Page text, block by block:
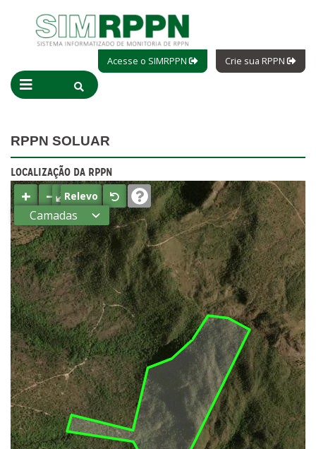
Acesse o SIMRPPN Crie sua RPPN
RPPN SOLUAR
LOCALIZAÇÃO DA RPPN
+ −⤢Relevo
Camadas
Estados
Municípios
Terras
indígenas
(FUNAI)
UC Federal
UC Estaduais
UC
Municipais
Hidrografia
1:1.000.000
(ANA)